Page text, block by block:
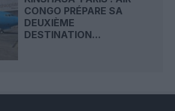
CONGO PRÉPARE SA
DEUXIÈME
DESTINATION...